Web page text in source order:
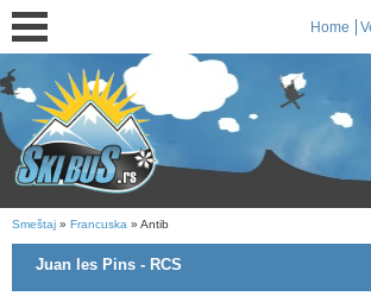
Home
Smeštaj » Francuska » Antib
Juan les Pins - RCS